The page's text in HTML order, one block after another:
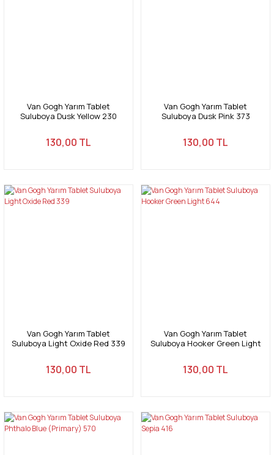
Van Gogh Yarım Tablet
Suluboya Dusk Yellow 230
130,00 TL
Van Gogh Yarım Tablet
Suluboya Dusk Pink 373
130,00 TL
Van Gogh Yarım Tablet
Suluboya Light Oxide Red 339
130,00 TL
Van Gogh Yarım Tablet
Suluboya Hooker Green Light
130,00 TL